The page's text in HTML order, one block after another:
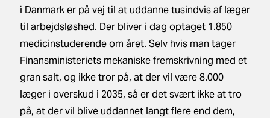
i Danmark er på vej til at uddanne tusindvis af læger
til arbejdsløshed. Der bliver i dag optaget 1.850
medicinstuderende om året. Selv hvis man tager
Finansministeriets mekaniske fremskrivning med et
gran salt, og ikke tror på, at der vil være 8.000
læger i overskud i 2035, så er det svært ikke at tro
på, at der vil blive uddannet langt flere end dem,